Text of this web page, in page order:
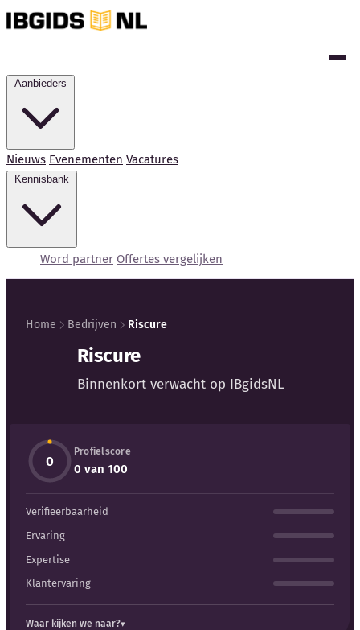
Nieuws Evenementen Vacatures
Word partner Offertes vergelijken
Blog
Bedrijfsupdates
Externe bronnen
Auteurs
Home Bedrijven Riscure
Riscure
Binnenkort verwacht op IBgidsNL
0
Profielscore
0 van 100
Verifieerbaarheid
Ervaring
Expertise
Klantervaring
Waar kijken we naar?